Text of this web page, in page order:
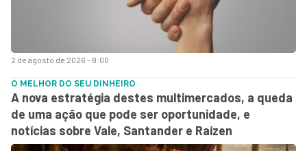
2 de agosto de 2026 - 8:00
O MELHOR DO SEU DINHEIRO
A nova estratégia destes multimercados, a queda
de uma ação que pode ser oportunidade, e
notícias sobre Vale, Santander e Raízen